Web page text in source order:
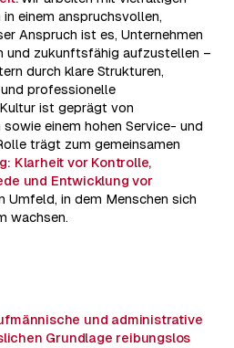
einem anspruchsvollen,
Anspruch ist es, Unternehmen
zukunftsfähig aufzustellen –
durch klare Strukturen,
professionelle
ist geprägt von
einem hohen Service- und
trägt zum gemeinsamen
Klarheit vor Kontrolle,
und Entwicklung vor
Umfeld, in dem Menschen sich
wachsen.
und administrative
Grundlage reibungslos